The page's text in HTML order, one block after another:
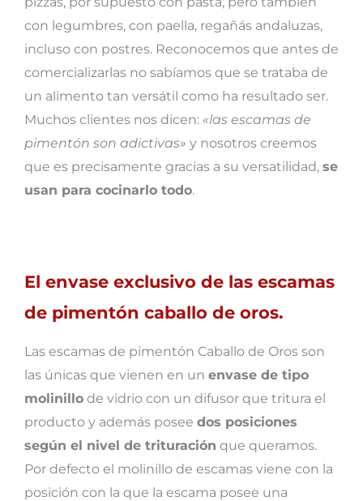
con legumbres, con paella, regañás andaluzas,
incluso con postres. Reconocemos que antes de
comercializarlas no sabíamos que se trataba de
un alimento tan versátil como ha resultado ser.
Muchos clientes nos dicen: «las escamas de
pimentón son adictivas» y nosotros creemos
que es precisamente gracias a su versatilidad, se
usan para cocinarlo todo.
El envase exclusivo de las escamas
de pimentón caballo de oros.
Las escamas de pimentón Caballo de Oros son
las únicas que vienen en un envase de tipo
molinillo de vidrio con un difusor que tritura el
producto y además posee dos posiciones
según el nivel de trituración que queramos.
Por defecto el molinillo de escamas viene con la
posición con la que la escama posee una